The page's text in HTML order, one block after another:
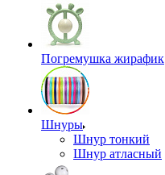
Погремушка жирафик
Шнуры
Шнур тонкий
Шнур атласный